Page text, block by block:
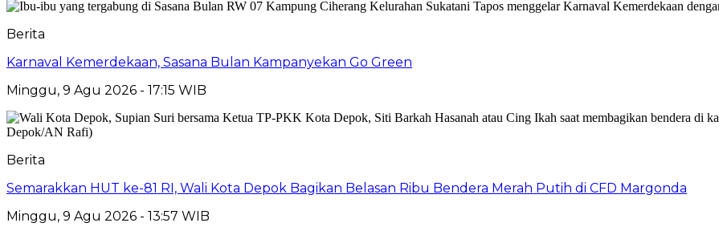
Berita
Karnaval Kemerdekaan, Sasana Bulan Kampanyekan Go Green
Minggu, 9 Agu 2026 - 17:15 WIB
Berita
Semarakkan HUT ke-81 RI, Wali Kota Depok Bagikan Belasan Ribu Bendera Merah Putih di CFD Margonda
Minggu, 9 Agu 2026 - 13:57 WIB